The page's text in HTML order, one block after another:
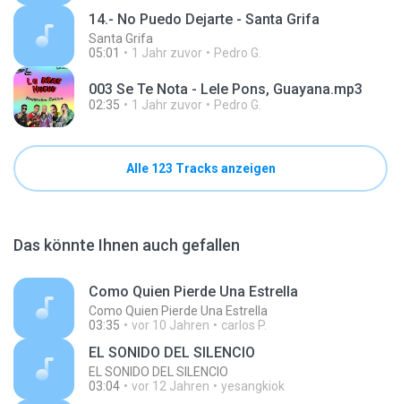
14.- No Puedo Dejarte - Santa Grifa
Santa Grifa
05:01
1 Jahr zuvor Pedro G.
003 Se Te Nota - Lele Pons, Guayana.mp3
02:35 1 Jahr zuvor Pedro G.
Alle 123 Tracks anzeigen
Das könnte Ihnen auch gefallen
Como Quien Pierde Una Estrella
Como Quien Pierde Una Estrella
03:35
vor 10 Jahren carlos P.
EL SONIDO DEL SILENCIO
EL SONIDO DEL SILENCIO
03:04
vor 12 Jahren yesangkiok